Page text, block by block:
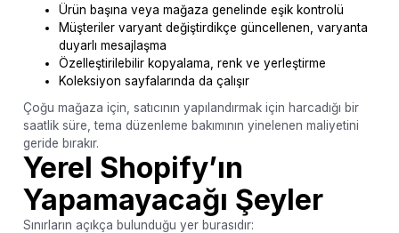
Ürün başına veya mağaza genelinde eşik kontrolü
Müşteriler varyant değiştirdikçe güncellenen, varyanta
duyarlı mesajlaşma
Özelleştirilebilir kopyalama, renk ve yerleştirme
Koleksiyon sayfalarında da çalışır
Çoğu mağaza için, satıcının yapılandırmak için harcadığı bir
saatlik süre, tema düzenleme bakımının yinelenen maliyetini
geride bırakır.
Yerel Shopify’ın
Yapamayacağı Şeyler
Sınırların açıkça bulunduğu yer burasıdır: